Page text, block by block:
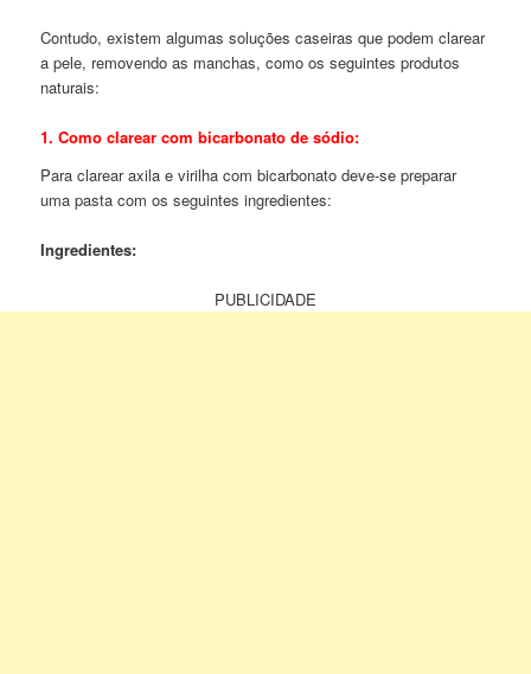
Contudo, existem algumas soluções caseiras que podem clarear
a pele, removendo as manchas, como os seguintes produtos
naturais:
1. Como clarear com bicarbonato de sódio:
Para clarear axila e virilha com bicarbonato deve-se preparar
uma pasta com os seguintes ingredientes:
Ingredientes:
PUBLICIDADE